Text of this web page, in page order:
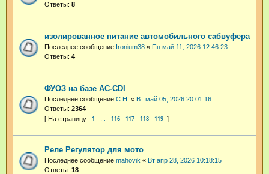
Ответы: 8
изолированное питание автомобильного сабвуфера
Последнее сообщение Ironium38 « Пн май 11, 2026 12:46:23
Ответы: 4
ФУОЗ на базе AC-CDI
Последнее сообщение С.Н. « Вт май 05, 2026 20:01:16
Ответы: 2364
1 … 116 117 118 119
Реле Регулятор для мото
Последнее сообщение mahovik « Вт апр 28, 2026 10:18:15
Ответы: 18